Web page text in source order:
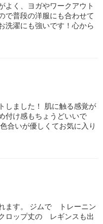
よく、ヨガやワークアウト
で普段の洋服にも合わせて
洗濯にも強いです！心から
しました！ 肌に触る感覚が
付け感もちょうどいいで
合いが優しくてお気に入り
ます。 ジムで トレーニン
ロップ丈の レギンスも出